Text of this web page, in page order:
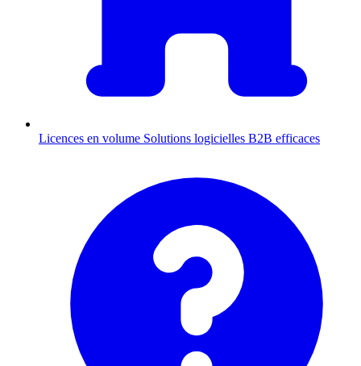
Licences en volume Solutions logicielles B2B efficaces